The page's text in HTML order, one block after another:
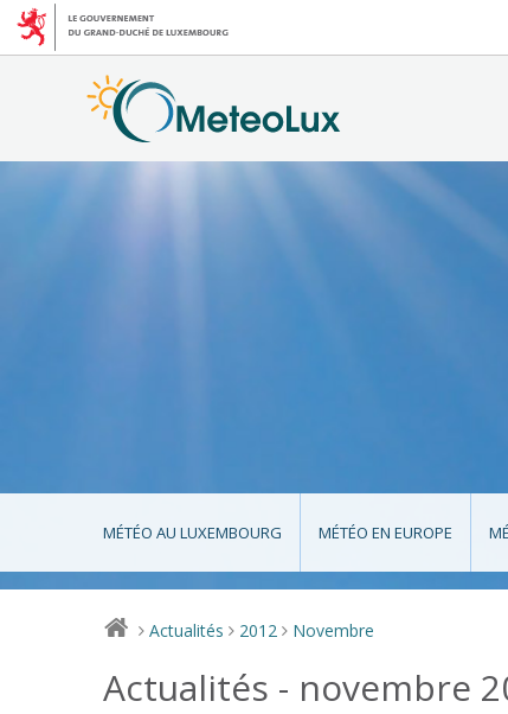
MÉTÉO AU LUXEMBOURG MÉTÉO EN EUROPE
> Actualités > 2012 > Novembre
Actualités - novembre